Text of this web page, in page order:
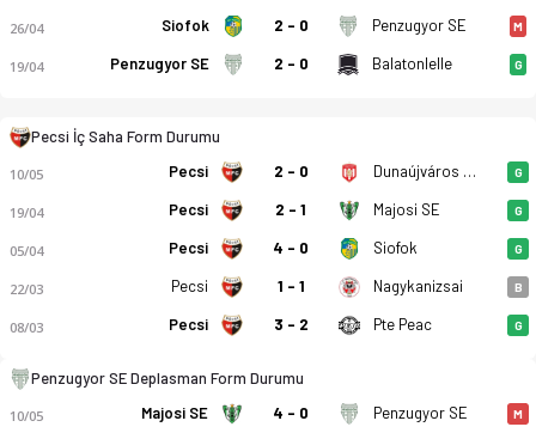
Pecsi MFC - Penzugyor SE 1-0 bitti. Gol anları, kadro,
26/04 Siofok 2 - 0 Penzugyor SE M
19/04 Penzugyor SE 2 - 0 Balatonlelle G
Pecsi İç Saha Form Durumu
10/05 Pecsi 2 - 0 Dunaújváros PASE G
19/04 Pecsi 2 - 1 Majosi SE G
05/04 Pecsi 4 - 0 Siofok G
22/03 Pecsi 1 - 1 Nagykanizsai B
08/03 Pecsi 3 - 2 Pte Peac G
Penzugyor SE Deplasman Form Durumu
10/05 Majosi SE 4 - 0 Penzugyor SE M